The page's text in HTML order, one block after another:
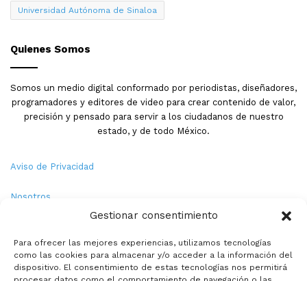
Gestionar consentimiento
Para ofrecer las mejores experiencias, utilizamos tecnologías
como las cookies para almacenar y/o acceder a la información del
dispositivo. El consentimiento de estas tecnologías nos permitirá
Universidad Autónoma de Sinaloa
Quienes Somos
Somos un medio digital conformado por periodistas, diseñadores,
programadores y editores de video para crear contenido de valor,
precisión y pensado para servir a los ciudadanos de nuestro
estado, y de todo México.
Aviso de Privacidad
Nosotros
Política de Cookies